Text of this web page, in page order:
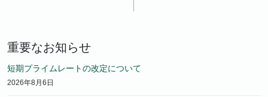
重要なお知らせ
短期プライムレートの改定について
2026年8月6日